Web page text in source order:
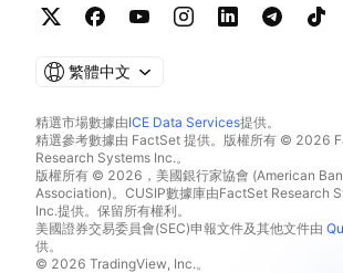
繁體中文
精選市場數據由ICE Data Services提供。
精選參考數據由 FactSet 提供。版權所有 © 2026
Research Systems Inc.。
版權所有 © 2026，美國銀行家協會 (American
Association)。CUSIP數據庫由FactSet Research
Inc.提供。保留所有權利。
美國證券交易委員會(SEC)申報文件及其他文件由
供。
© 2026 TradingView, Inc.。